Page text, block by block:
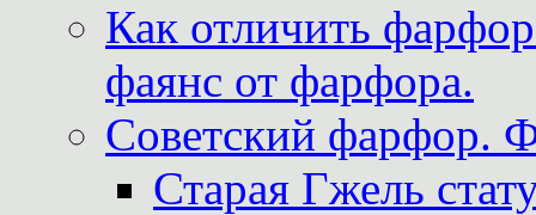
Как отличить
фаянс от фарфора.
Советский фарфор.
Старая Гжель